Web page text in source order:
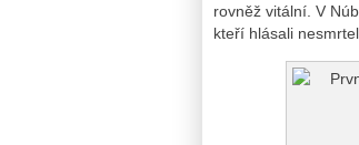
rovněž vitální. V
kteří hlásali